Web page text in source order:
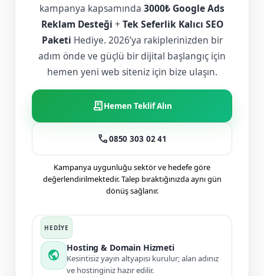
kampanya kapsamında 3000₺ Google Ads
Reklam Desteği + Tek Seferlik Kalıcı SEO
Paketi Hediye. 2026’ya rakiplerinizden bir
adım önde ve güçlü bir dijital başlangıç için
hemen yeni web siteniz için bize ulaşın.
receipt_longHemen Teklif Alın
call0850 303 02 41
Kampanya uygunluğu sektör ve hedefe göre
değerlendirilmektedir. Talep bıraktığınızda aynı gün
dönüş sağlanır.
public
Hosting & Domain Hizmeti
Kesintisiz yayın altyapısı kurulur; alan adınız
ve hostinginiz hazır edilir.